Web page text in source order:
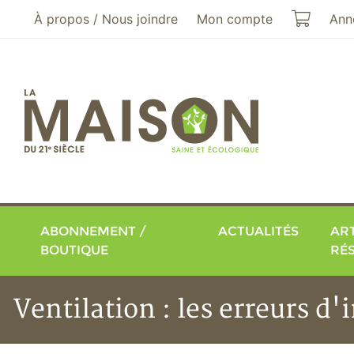
Aller au menu principal
Aller au contenu principal
À propos / Nous joindre Mon compte Mon
ABONNEMENT /
BOUTIQUE
ACTUALITÉS
Ventilation : les erreurs